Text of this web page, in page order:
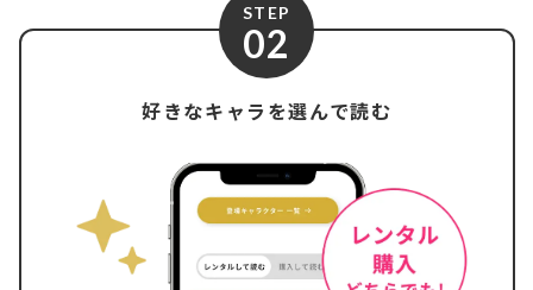
STEP
02
好きなキャラを選んで読む